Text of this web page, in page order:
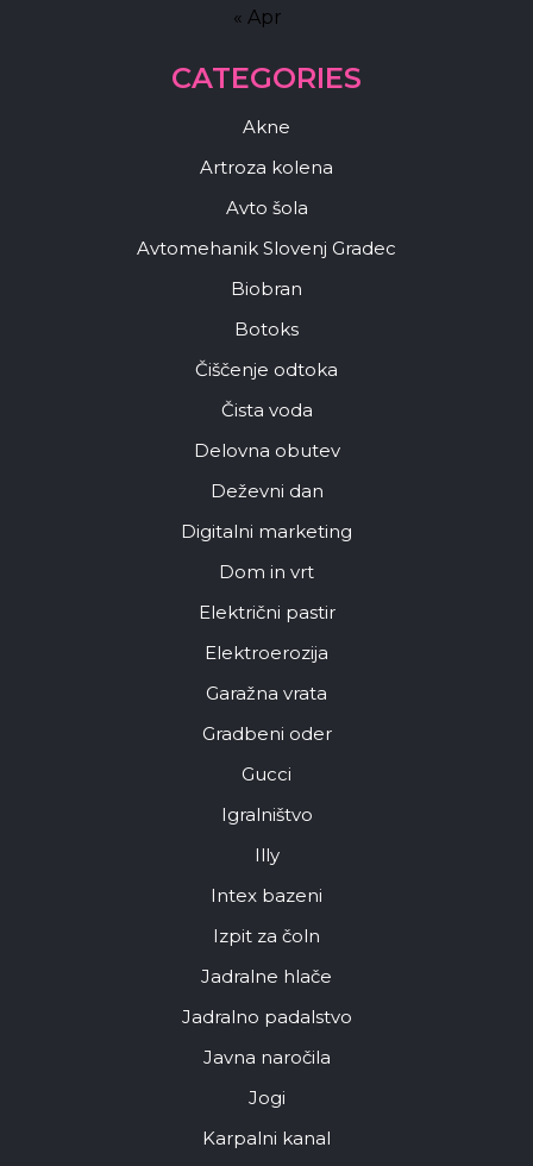
« Apr
CATEGORIES
Akne
Artroza kolena
Avto šola
Avtomehanik Slovenj Gradec
Biobran
Botoks
Čiščenje odtoka
Čista voda
Delovna obutev
Deževni dan
Digitalni marketing
Dom in vrt
Električni pastir
Elektroerozija
Garažna vrata
Gradbeni oder
Gucci
Igralništvo
Illy
Intex bazeni
Izpit za čoln
Jadralne hlače
Jadralno padalstvo
Javna naročila
Jogi
Karpalni kanal